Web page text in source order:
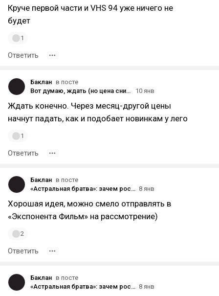
Круче первой части и VHS 94 уже ничего не
будет
1
Ответить
Баклан в посте
Вот думаю, ждать (но цена снизится через пару месяцев) или купить
10 янв
Ждать конечно. Через месяц-другой цены
начнут падать, как и подобает новинкам у лего
1
Ответить
Баклан в посте
«Астральная братва»: зачем российские локализаторы меняют названия зарубежных хорроров 8 янв
Хорошая идея, можно смело отправлять в
«Экспонента Фильм» на рассмотрение)
2
Ответить
Баклан в посте
«Астральная братва»: зачем российские локализаторы меняют названия зарубежных хорроров 8 янв